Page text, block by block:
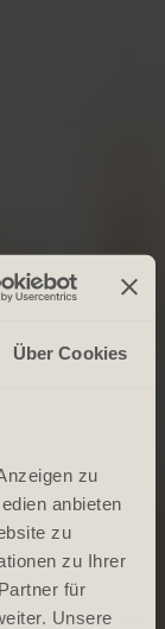
Über Cookies
zu
anbieten
zu
zu Ihrer
für
Unsere